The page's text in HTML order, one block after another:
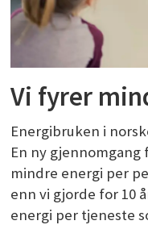
Vi fyrer
Energibruken i
En ny gjennomgang
mindre energi per
enn vi gjorde for 10
energi per tjeneste